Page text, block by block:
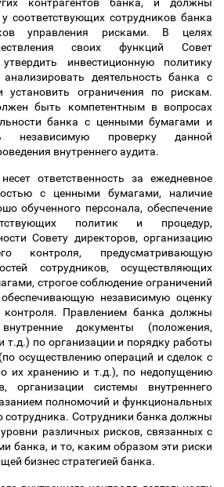
соответствующих сотрудников банка
управления рисками. В целях
своих функций Совет
инвестиционную политику
деятельность банка с
ограничения по рискам.
быть компетентным в вопросах
банка с ценными бумагами и
независимую проверку данной
внутреннего аудита.
ответственность за ежедневное
с ценными бумагами, наличие
обученного персонала, обеспечение
политик и процедур,
Совету директоров, организацию
контроля, предусматривающую
сотрудников, осуществляющих
строгое соблюдение ограничений
независимую оценку
контроля. Правлением банка должны
документы (положения,
т.д.) по организации и порядку работы
осуществлению операций и сделок с
их хранению и т.д.), по недопущению
организации системы внутреннего
полномочий и функциональных
сотрудника. Сотрудники банка должны
различных рисков, связанных с
банка, и то, каким образом эти риски
бизнес стратегией банка.